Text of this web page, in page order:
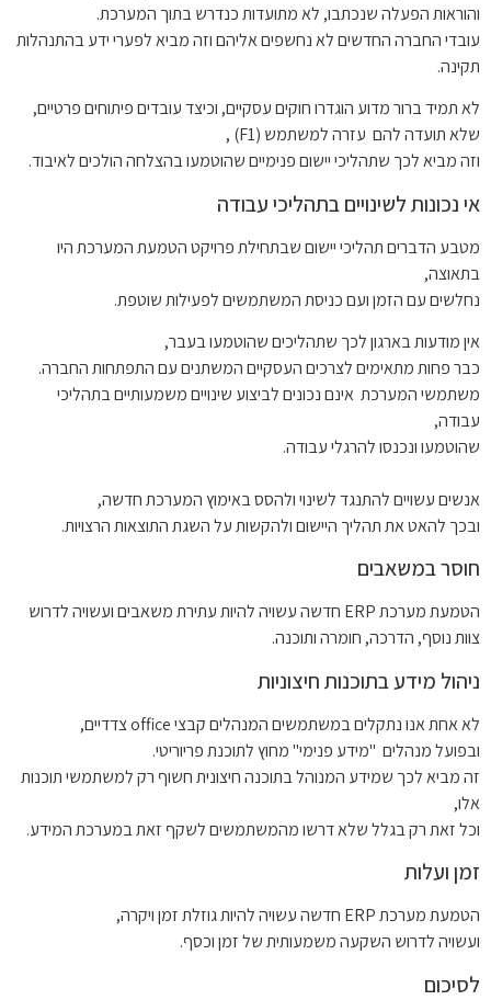
והוראות הפעלה שנכתבו, לא מתועדות כנדרש בתוך המערכת.
עובדי החברה החדשים לא נחשפים אליהם וזה מביא לפערי ידע בהתנהלות
תקינה.
לא תמיד ברור מדוע הוגדרו חוקים עסקיים, וכיצד עובדים פיתוחים פרטיים,
שלא תועדה להם עזרה למשתמש (F1) ,
וזה מביא לכך שתהליכי יישום פנימיים שהוטמעו בהצלחה הולכים לאיבוד.
אי נכונות לשינויים בתהליכי עבודה
מטבע הדברים תהליכי יישום שבתחילת פרויקט הטמעת המערכת היו
בתאוצה,
נחלשים עם הזמן ועם כניסת המשתמשים לפעילות שוטפת.
אין מודעות בארגון לכך שתהליכים שהוטמעו בעבר,
כבר פחות מתאימים לצרכים העסקיים המשתנים עם התפתחות החברה.
משתמשי המערכת אינם נכונים לביצוע שינויים משמעותיים בתהליכי
עבודה,
שהוטמעו ונכנסו להרגלי עבודה.
אנשים עשויים להתנגד לשינוי ולהסס באימוץ המערכת חדשה,
ובכך להאט את תהליך היישום ולהקשות על השגת התוצאות הרצויות.
חוסר במשאבים
הטמעת מערכת ERP חדשה עשויה להיות עתירת משאבים ועשויה לדרוש
צוות נוסף, הדרכה, חומרה ותוכנה.
ניהול מידע בתוכנות חיצוניות
לא אחת אנו נתקלים במשתמשים המנהלים קבצי office צדדיים,
ובפועל מנהלים "מידע פנימי" מחוץ לתוכנת פריוריטי.
זה מביא לכך שמידע המנוהל בתוכנה חיצונית חשוף רק למשתמשי תוכנות
אלו,
וכל זאת רק בגלל שלא דרשו מהמשתמשים לשקף זאת במערכת המידע.
זמן ועלות
הטמעת מערכת ERP חדשה עשויה להיות גוזלת זמן ויקרה,
ועשויה לדרוש השקעה משמעותית של זמן וכסף.
לסיכום